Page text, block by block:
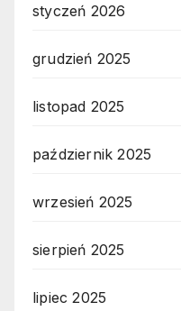
styczeń 2026
grudzień 2025
listopad 2025
październik 2025
wrzesień 2025
sierpień 2025
lipiec 2025